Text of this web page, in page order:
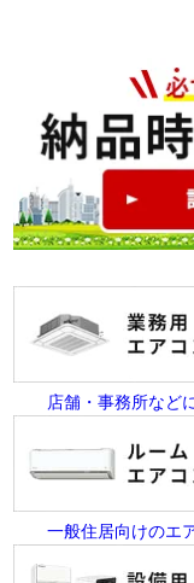
店舗・事務所など
一般住居向けのエ